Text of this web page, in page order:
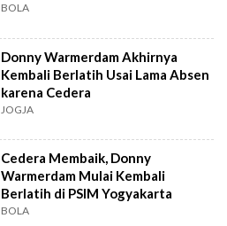
BOLA
Donny Warmerdam Akhirnya
Kembali Berlatih Usai Lama Absen
karena Cedera
JOGJA
Cedera Membaik, Donny
Warmerdam Mulai Kembali
Berlatih di PSIM Yogyakarta
BOLA